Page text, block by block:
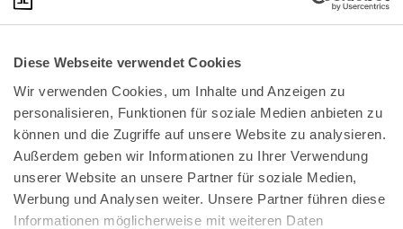
Diese Webseite verwendet Cookies
Wir verwenden Cookies, um Inhalte und Anzeigen zu
personalisieren, Funktionen für soziale Medien anbieten zu
können und die Zugriffe auf unsere Website zu analysieren.
Außerdem geben wir Informationen zu Ihrer Verwendung
unserer Website an unsere Partner für soziale Medien,
Werbung und Analysen weiter. Unsere Partner führen diese
Informationen möglicherweise mit weiteren Daten
Bundeskanzlerplatz 2
53113 Bonn